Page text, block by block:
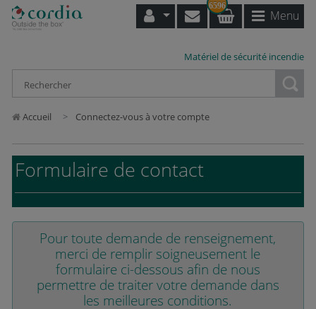
6596
Menu
Matériel de sécurité incendie
Accueil Connectez-vous à votre compte
Formulaire de contact
Pour toute demande de renseignement,
merci de remplir soigneusement le
formulaire ci-dessous afin de nous
permettre de traiter votre demande dans
les meilleures conditions.